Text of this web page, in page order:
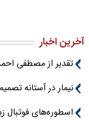
آخرین اخبار
تقدیر از مصطفی
نیمار در آستانه
اسطوره‌های فوتبال